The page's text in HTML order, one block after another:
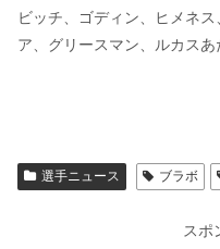
ビッチ、ゴディン、ヒメネ
ア、グリースマン、ルカスあ
選手ニュース ブラボ
スポ